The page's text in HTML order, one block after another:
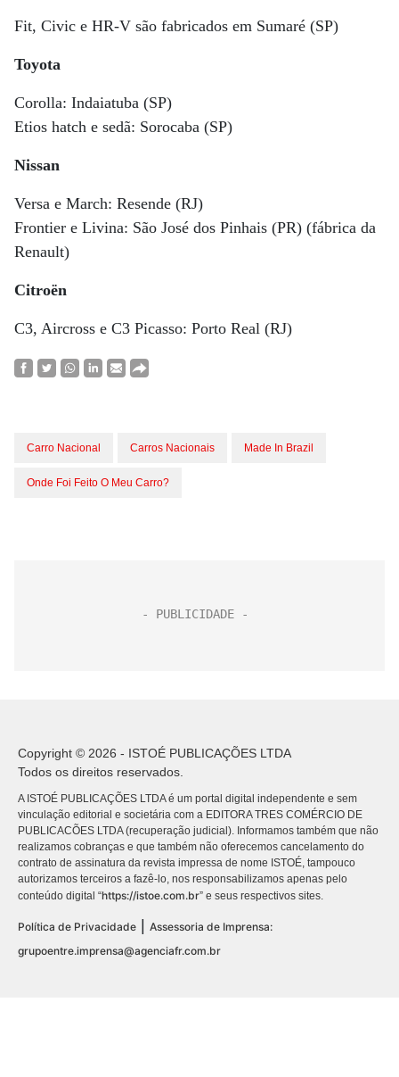
Fit, Civic e HR-V são fabricados em Sumaré (SP)
Toyota
Corolla: Indaiatuba (SP)
Etios hatch e sedã: Sorocaba (SP)
Nissan
Versa e March: Resende (RJ)
Frontier e Livina: São José dos Pinhais (PR) (fábrica da
Renault)
Citroën
C3, Aircross e C3 Picasso: Porto Real (RJ)
Carro Nacional Carros Nacionais Made In Brazil
Onde Foi Feito O Meu Carro?
Copyright © 2026 - ISTOÉ PUBLICAÇÕES LTDA
Todos os direitos reservados.
A ISTOÉ PUBLICAÇÕES LTDA é um portal digital independente e sem
vinculação editorial e societária com a EDITORA TRES COMÉRCIO DE
PUBLICACÕES LTDA (recuperação judicial). Informamos também que não
realizamos cobranças e que também não oferecemos cancelamento do
contrato de assinatura da revista impressa de nome ISTOÉ, tampouco
autorizamos terceiros a fazê-lo, nos responsabilizamos apenas pelo
conteúdo digital “https://istoe.com.br” e seus respectivos sites.
Política de Privacidade
Assessoria de Imprensa:
grupoentre.imprensa@agenciafr.com.br